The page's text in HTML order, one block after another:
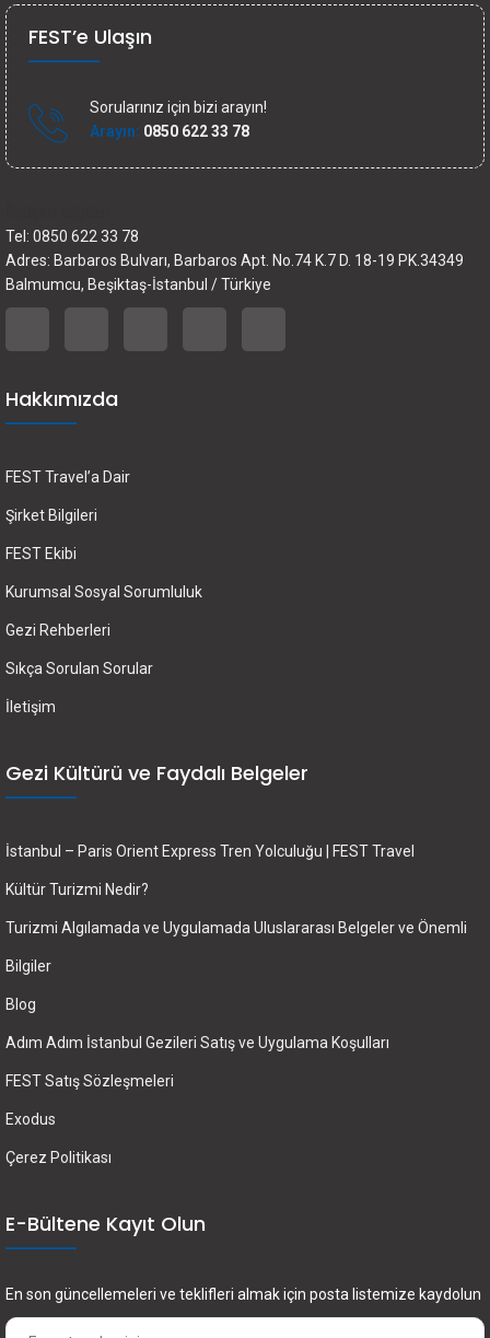
FEST’e Ulaşın
Sorularınız için bizi arayın!
Arayın: 0850 622 33 78
Tel: 0850 622 33 78
Adres: Barbaros Bulvarı, Barbaros Apt. No.74 K.7 D. 18-19 PK.34349
Balmumcu, Beşiktaş-İstanbul / Türkiye
Hakkımızda
FEST Travel’a Dair
Şirket Bilgileri
FEST Ekibi
Kurumsal Sosyal Sorumluluk
Gezi Rehberleri
Sıkça Sorulan Sorular
İletişim
Gezi Kültürü ve Faydalı Belgeler
İstanbul – Paris Orient Express Tren Yolculuğu | FEST Travel
Kültür Turizmi Nedir?
Turizmi Algılamada ve Uygulamada Uluslararası Belgeler ve Önemli
Bilgiler
Blog
Adım Adım İstanbul Gezileri Satış ve Uygulama Koşulları
FEST Satış Sözleşmeleri
Exodus
Çerez Politikası
E-Bültene Kayıt Olun
En son güncellemeleri ve teklifleri almak için posta listemize kaydolun